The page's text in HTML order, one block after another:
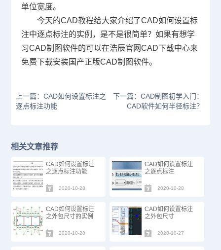
单位宽度。
今天的CAD教程给大家介绍了CAD如何设置标
注中逐点标注的实例，是不是很简单？如果有想学
习CAD制图软件的可以在浩辰官网CAD下载中心来
免费下载安装国产正版CAD制图软件。
上一篇：CAD如何设置标注之
逐点标注功能
下一篇：CAD制图初学入门：
CAD软件如何半径标注？
相关文章推荐
CAD如何设置标注
之逐点标注功能
2020-10-28
CAD如何设置标注
之逐点标注
2020-10-28
CAD如何设置标注
之外包尺寸的实例
2020-10-28
CAD如何设置标注
之外包尺寸
2020-10-27